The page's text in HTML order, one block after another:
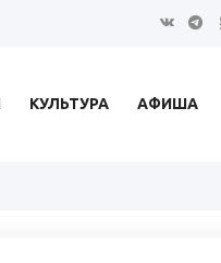
КУЛЬТУРА АФИША